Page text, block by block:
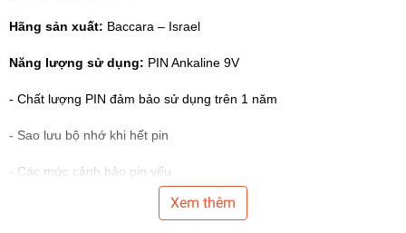
Hãng sản xuất: Baccara – Israel
Năng lượng sử dụng: PIN Ankaline 9V
- Chất lượng PIN đảm bảo sử dụng trên 1 năm
- Sao lưu bộ nhớ khi hết pin
- Các mức cảnh bảo pin yếu
- Màn hình LCD tiết kiệm năng lượng
Xem thêm